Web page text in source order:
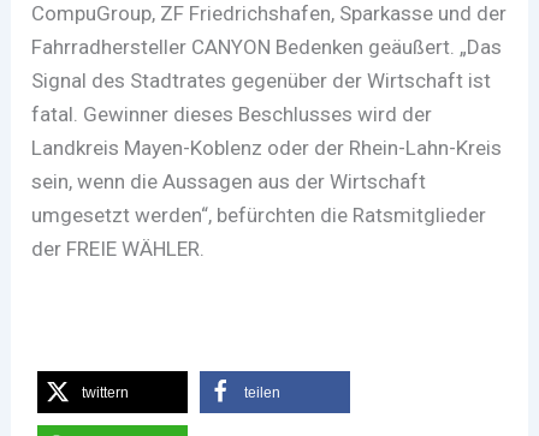
CompuGroup, ZF Friedrichshafen, Sparkasse und der
Fahrradhersteller CANYON Bedenken geäußert. „Das
Signal des Stadtrates gegenüber der Wirtschaft ist
fatal. Gewinner dieses Beschlusses wird der
Landkreis Mayen-Koblenz oder der Rhein-Lahn-Kreis
sein, wenn die Aussagen aus der Wirtschaft
umgesetzt werden“, befürchten die Ratsmitglieder
der FREIE WÄHLER.
twittern teilen